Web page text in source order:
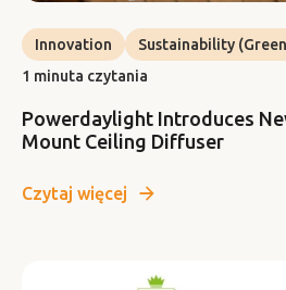
Innovation Sustainability
1 minuta czytania
Powerdaylight Introduces
Mount Ceiling Diffuser
Czytaj więcej